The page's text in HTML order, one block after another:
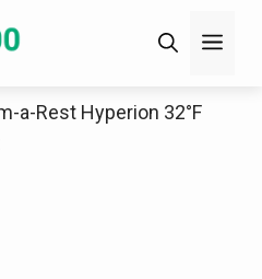
a-Rest Hyperion 32°F
Sale